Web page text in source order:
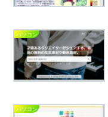
パソコン
パソコン